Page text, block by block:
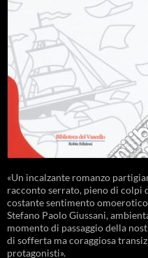
«Un incalzante romanzo
racconto serrato, pieno di colpi
costante sentimento
Stefano Paolo Giussani,
momento di passaggio della
di sofferta ma coraggiosa
protagonisti».